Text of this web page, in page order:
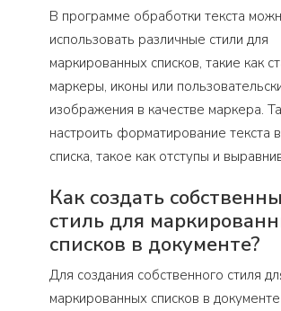
В программе обработки текста
использовать различные стили для
маркированных списков, такие как
маркеры, иконы или
изображения в качестве маркера.
настроить форматирование текста
списка, такое как отступы и
Как создать
стиль для
списков в документе?
Для создания собственного стиля
маркированных списков в документе